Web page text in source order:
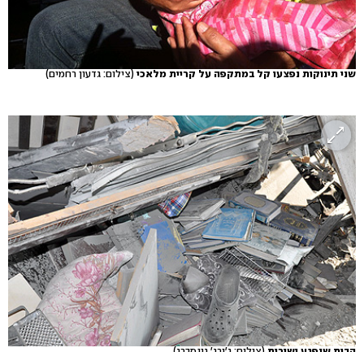
שני תינוקות נפצעו קל במתקפה על קריית מלאכי (צילום: גדעון רחמים)